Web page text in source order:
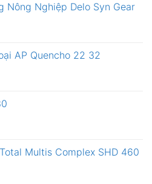
Nông Nghiệp Delo Syn Gear
AP Quencho 22 32
Multis Complex SHD 460